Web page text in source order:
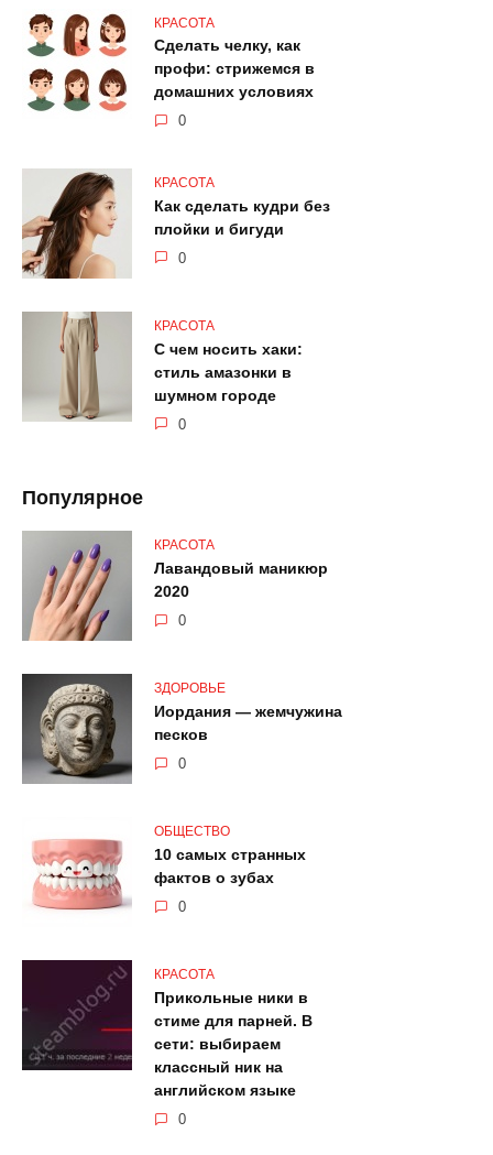
КРАСОТА
Сделать челку, как
профи: стрижемся в
домашних условиях
0
КРАСОТА
Как сделать кудри без
плойки и бигуди
0
КРАСОТА
С чем носить хаки:
стиль амазонки в
шумном городе
0
Популярное
КРАСОТА
Лавандовый маникюр
2020
0
ЗДОРОВЬЕ
Иордания — жемчужина
песков
0
ОБЩЕСТВО
10 самых странных
фактов о зубах
0
КРАСОТА
Прикольные ники в
стиме для парней. В
сети: выбираем
классный ник на
английском языке
0